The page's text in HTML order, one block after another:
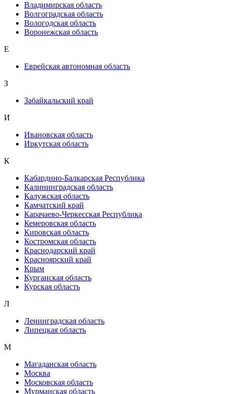
Владимирская область
Волгоградская область
Вологодская область
Воронежская область
Е
Еврейская автономная область
З
Забайкальский край
И
Ивановская область
Иркутская область
К
Кабардино-Балкарская Республика
Калининградская область
Калужская область
Камчатский край
Карачаево-Черкесская Республика
Кемеровская область
Кировская область
Костромская область
Краснодарский край
Красноярский край
Крым
Курганская область
Курская область
Л
Ленинградская область
Липецкая область
М
Магаданская область
Москва
Московская область
Мурманская область